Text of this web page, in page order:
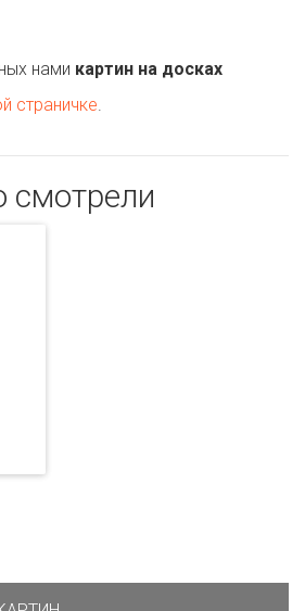
нами картин на досках
страничке.
смотрели